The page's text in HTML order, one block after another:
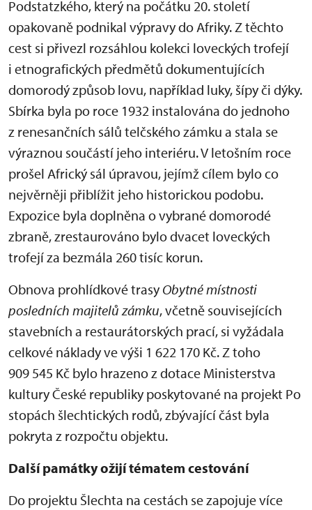
Podstatzkého, který na počátku 20. století
opakovaně podnikal výpravy do Afriky. Z těchto
cest si přivezl rozsáhlou kolekci loveckých trofejí
i etnografických předmětů dokumentujících
domorodý způsob lovu, například luky, šípy či dýky.
Sbírka byla po roce 1932 instalována do jednoho
z renesančních sálů telčského zámku a stala se
výraznou součástí jeho interiéru. V letošním roce
prošel Africký sál úpravou, jejímž cílem bylo co
nejvěrněji přiblížit jeho historickou podobu.
Expozice byla doplněna o vybrané domorodé
zbraně, zrestaurováno bylo dvacet loveckých
trofejí za bezmála 260 tisíc korun.
Obnova prohlídkové trasy Obytné místnosti
posledních majitelů zámku, včetně souvisejících
stavebních a restaurátorských prací, si vyžádala
celkové náklady ve výši 1 622 170 Kč. Z toho
909 545 Kč bylo hrazeno z dotace Ministerstva
kultury České republiky poskytované na projekt Po
stopách šlechtických rodů, zbývající část byla
pokryta z rozpočtu objektu.
Další památky ožijí tématem cestování
Do projektu Šlechta na cestách se zapojuje více